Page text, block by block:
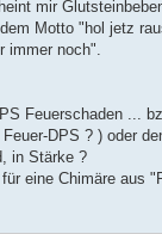
mir
Motto "hol jetz
immer noch".
Feuerschaden ...
DPS ? ) oder
in Stärke ?
eine Chimäre aus